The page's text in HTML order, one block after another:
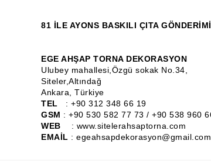
81 İLE AYONS BASKILI ÇITA
EGE AHŞAP TORNA DEKORASYON
Ulubey mahallesi,Özgü sokak No.34,
Siteler,Altındağ
Ankara, Türkiye
TEL : +90 312 348 66 19
GSM : +90 530 582 77 73 / +90 538 960
WEB : www.sitelerahsaptorna.com
EMAİL : egeahsapdekorasyon@gmail.com